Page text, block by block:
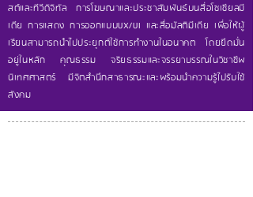
สต์และทีวีดิจิทัล การโฆษณาและประชาสัมพันธ์บนสื่อโซเชียลมี
เดีย การแสดง การออกแบบUX/UI และสื่อมัลติมีเดีย เพื่อให้ผู้
เรียนสามารถนำไปประยุกต์ใช้การทำงานในอนาคต โดยยึดมั่น
อยู่ในหลัก คุณธรรม จริยธรรมและจรรยาบรรณในวิชาชีพ
นิเทศศาสตร์ มีจิตสำนึกสาธารณะและพร้อมนำความรู้ไปรับใช้
สังคม